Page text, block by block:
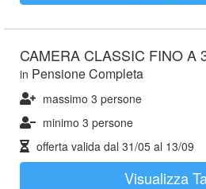
CAMERA CLASSIC FINO A
in Pensione Completa
massimo 3 persone
minimo 3 persone
offerta valida dal 31/05 al 13/09
Visualizza